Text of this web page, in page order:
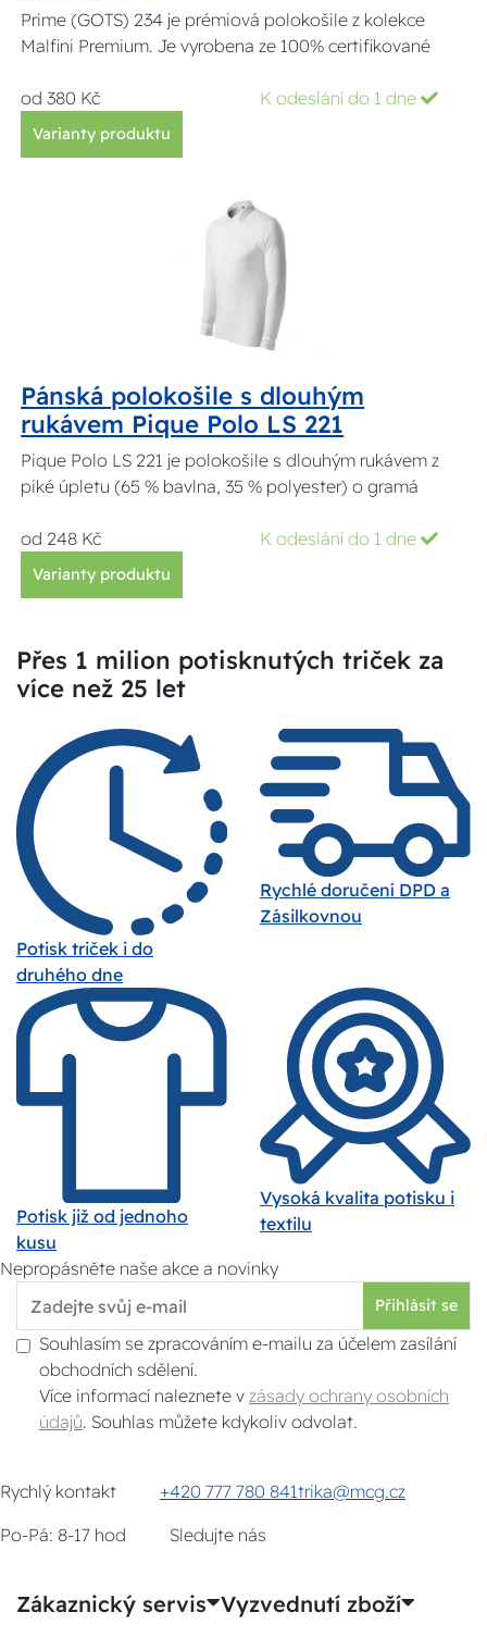
Prime (GOTS) 234 je prémiová polokošile z kolekce
Malfini Premium. Je vyrobena ze 100% certifikované
od 380 Kč K odeslání do 1 dne
Varianty produktu
Pánská polokošile s dlouhým
rukávem Pique Polo LS 221
Pique Polo LS 221 je polokošile s dlouhým rukávem z
piké úpletu (65 % bavlna, 35 % polyester) o gramá
od 248 Kč K odeslání do 1 dne
Varianty produktu
Přes 1 milion potisknutých triček za
více než 25 let
Potisk triček i do
druhého dne
Rychlé doručení DPD a
Zásilkovnou
Potisk již od jednoho
kusu
Vysoká kvalita potisku i
textilu
Nepropásněte naše akce a novinky
Přihlásit se
Souhlasím se zpracováním e-mailu za účelem zasílání
obchodních sdělení.
Více informací naleznete v zásady ochrany osobních
údajů . Souhlas můžete kdykoliv odvolat.
Rychlý kontakt +420 777 780 841trika@mcg.cz
Po-Pá: 8-17 hod
Sledujte nás
Zákaznický servis Vyzvednutí zboží